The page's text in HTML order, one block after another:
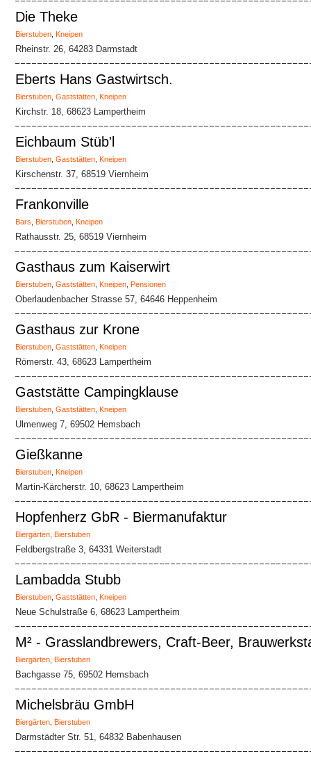
Die Theke
Bierstuben Kneipen
Rheinstr. 26, 64283 Darmstadt
Eberts Hans Gastwirtsch.
Bierstuben Gaststätten Kneipen
Kirchstr. 18, 68623 Lampertheim
Eichbaum Stüb'l
Bierstuben Gaststätten Kneipen
Kirschenstr. 37, 68519 Viernheim
Frankonville
Bars Bierstuben Kneipen
Rathausstr. 25, 68519 Viernheim
Gasthaus zum Kaiserwirt
Bierstuben Gaststätten Kneipen Pensionen
Oberlaudenbacher Strasse 57, 64646 Heppenheim
Gasthaus zur Krone
Bierstuben Gaststätten Kneipen
Römerstr. 43, 68623 Lampertheim
Gaststätte Campingklause
Bierstuben Gaststätten Kneipen
Ulmenweg 7, 69502 Hemsbach
Gießkanne
Bierstuben Kneipen
Martin-Kärcherstr. 10, 68623 Lampertheim
Hopfenherz GbR - Biermanufaktur
Biergärten Bierstuben
Feldbergstraße 3, 64331 Weiterstadt
Lambadda Stubb
Bierstuben Gaststätten Kneipen
Neue Schulstraße 6, 68623 Lampertheim
M² - Grasslandbrewers, Craft-Beer,
Biergärten Bierstuben
Bachgasse 75, 69502 Hemsbach
Michelsbräu GmbH
Biergärten Bierstuben
Darmstädter Str. 51, 64832 Babenhausen